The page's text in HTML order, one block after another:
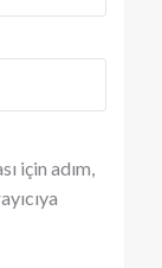
için adım,